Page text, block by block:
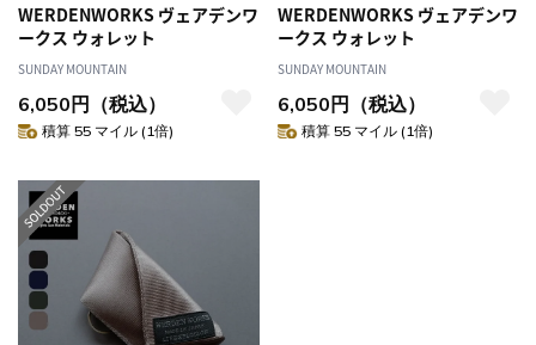
WERDENWORKS ヴェアデンワ
ークス ウォレット
SUNDAY MOUNTAIN
6,050円（税込）
積算 55 マイル (1倍)
WERDENWORKS ヴェアデンワ
ークス ウォレット
SUNDAY MOUNTAIN
6,050円（税込）
積算 55 マイル (1倍)